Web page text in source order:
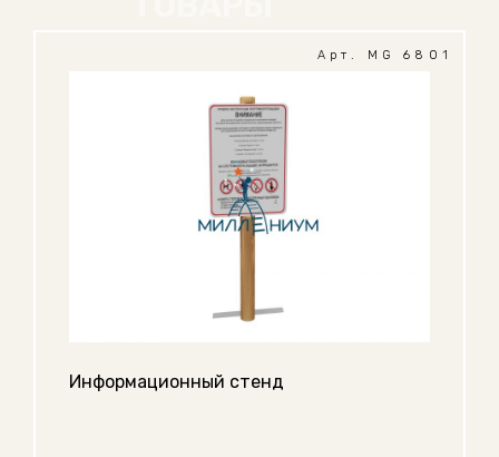
Арт. MG 6801
Информационный стенд